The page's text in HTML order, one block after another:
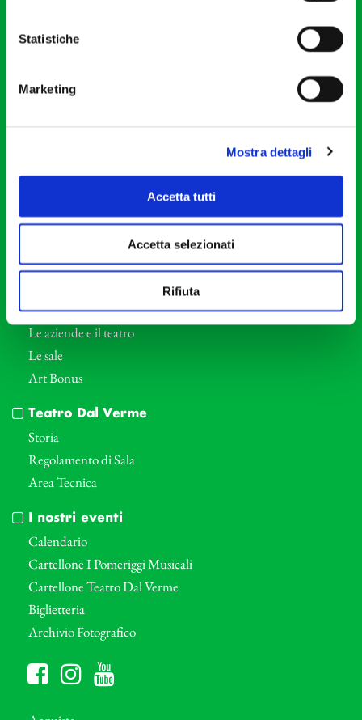
Statistiche
Marketing
Mostra dettagli
Accetta tutti
Accetta selezionati
Rifiuta
Cod. Fisc. 80078650159
Orchestra I Pomeriggi Musicali
Direttore Artistico
Professori d’Orchestra
Eventi Corporate
Le aziende e il teatro
Le sale
Art Bonus
Teatro Dal Verme
Storia
Regolamento di Sala
Area Tecnica
I nostri eventi
Calendario
Cartellone I Pomeriggi Musicali
Cartellone Teatro Dal Verme
Biglietteria
Archivio Fotografico